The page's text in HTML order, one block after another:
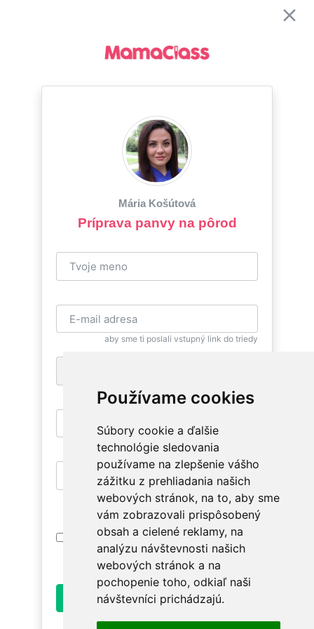
Používame cookies
Súbory cookie a ďalšie
technológie sledovania
používame na zlepšenie vášho
zážitku z prehliadania našich
webových stránok, na to, aby sme
vám zobrazovali prispôsobený
obsah a cielené reklamy, na
analýzu návštevnosti našich
webových stránok a na
pochopenie toho, odkiaľ naši
návštevníci prichádzajú.
Mária Košútová
Príprava panvy na pôrod
aby sme ti poslali vstupný link do triedy
pre zaslanie bezplatnej SMS pripomienky
aby si sa mohla znovu vrátiť
aby si mala prístup na relevantné triedy
Prihlásením súhlasím sPodmienkami
Používania. Oboznám sa prosím ako
spracúvame údaje v
Ochrane osobných údajov
Odoslať